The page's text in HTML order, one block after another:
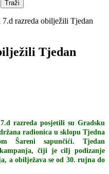
Traži
razreda obilježili Tjedan
Tjedan
razreda posjetili su Gradsku
radionica u sklopu Tjedna
Šareni sapunčići. Tjedan
čiji je cilj podizanje
a obilježava se od 30. rujna do